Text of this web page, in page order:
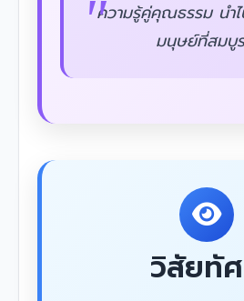
ความรู้คู่คุณธรรม นำ
มนุษย์ที่สม
วิสัยทั